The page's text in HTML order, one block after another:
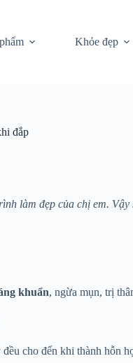
Khỏe đẹp
đắp
làm đẹp của chị em.
khuẩn, ngừa mụn, trị
cho đến khi thành hỗn